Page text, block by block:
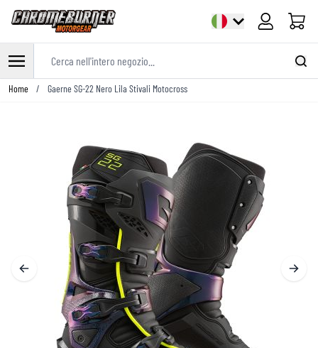
Cart
Salta al contenuto
Home / Gaerne SG-22 Nero Lila Stivali Motocross